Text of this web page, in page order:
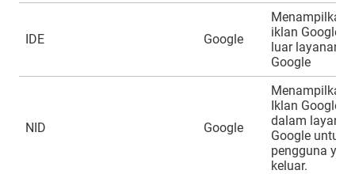
IDE Google
Menampilkan
iklan Google di
luar layanan
Google
NID Google
Menampilkan
Iklan Google
dalam layanan
Google untuk
pengguna
keluar.